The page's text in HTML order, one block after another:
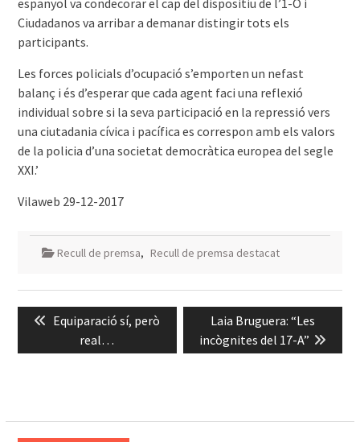
Ciudadanos va arribar a demanar distingir tots els
participants.
Les forces policials d’ocupació s’emporten un nefast
balanç i és d’esperar que cada agent faci una reflexió
individual sobre si la seva participació en la repressió vers
una ciutadania cívica i pacífica es correspon amb els valors
de la policia d’una societat democràtica europea del segle
XXI.’
Vilaweb 29-12-2017
Recull de premsa, Recull de premsa destacat
d'entrades
Previous
post:
Equiparació sí, però
real…
Next
post:
Laia Bruguera: “Les
incògnites del 17-A”